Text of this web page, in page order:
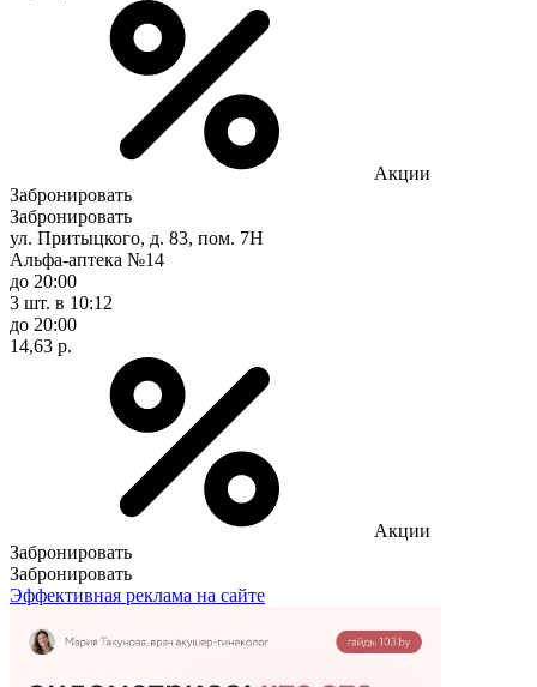
Акции
Забронировать
Забронировать
ул. Притыцкого, д. 83, пом. 7Н
Альфа-аптека №14
до 20:00
3 шт. в 10:12
до 20:00
14,63 р.
Акции
Забронировать
Забронировать
Эффективная реклама на сайте